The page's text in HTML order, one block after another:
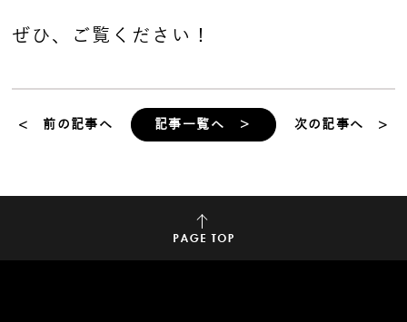
ぜひ、ご覧ください！
< 前の記事へ 記事一覧へ ＞ 次の記事へ >